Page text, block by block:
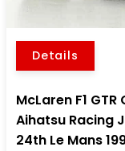
Details
McLaren F1
Aihatsu Racing
24th Le Mans